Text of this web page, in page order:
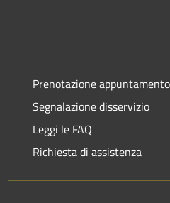
Prenotazione appuntamento
Segnalazione disservizio
Leggi le FAQ
Richiesta di assistenza